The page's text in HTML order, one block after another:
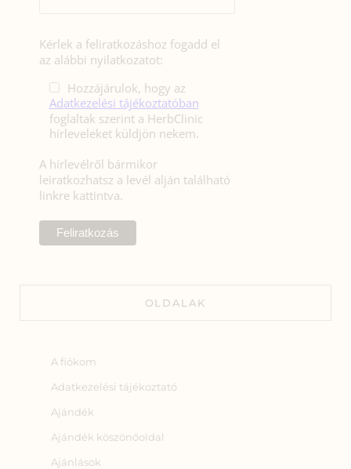
Kérlek a feliratkozáshoz fogadd el
az alábbi nyilatkozatot:
Hozzájárulok, hogy az
Adatkezelési tájékoztatóban
foglaltak szerint a HerbClinic
hírleveleket küldjön nekem.
A hírlevélről bármikor
leiratkozhatsz a levél alján található
linkre kattintva.
OLDALAK
A fiókom
Adatkezelési tájékoztató
Ajándék
Ajándék köszönőoldal
Ajánlások